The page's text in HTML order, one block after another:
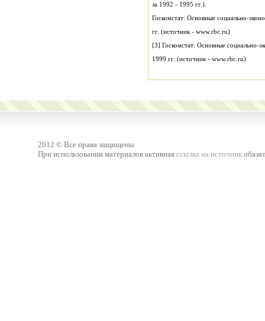
за 1992 - 1995 гг.).
Госкомстат: Основные социально-
гг. (источник - www.rbc.ru)
1999 гг. (источник - www.rbc.ru)
2012 © Все права защищены
При использовании материалов активная ссылка на источник